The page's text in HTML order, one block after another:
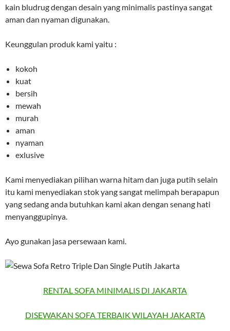
kain bludrug dengan desain yang minimalis pastinya sangat
aman dan nyaman digunakan.
Keunggulan produk kami yaitu :
kokoh
kuat
bersih
mewah
murah
aman
nyaman
exlusive
Kami menyediakan pilihan warna hitam dan juga putih selain
itu kami menyediakan stok yang sangat melimpah berapapun
yang sedang anda butuhkan kami akan dengan senang hati
menyanggupinya.
Ayo gunakan jasa persewaan kami.
RENTAL SOFA MINIMALIS DI JAKARTA
DISEWAKAN SOFA TERBAIK WILAYAH JAKARTA